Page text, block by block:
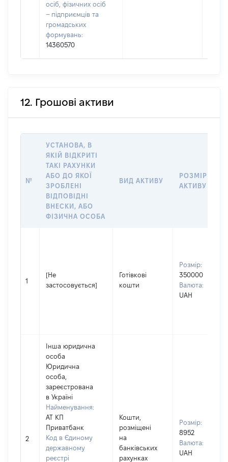
осіб, фізичних осіб
– підприємців та
громадських
формувань:
14360570
12. Грошові активи
№
УСТАНОВА, В
ЯКІЙ ВІДКРИТІ
ТАКІ РАХУНКИ
АБО ДО ЯКОЇ
ЗРОБЛЕНІ
ВІДПОВІДНІ
ВНЕСКИ, АБО
ФІЗИЧНА ОСОБА
ВИД АКТИВУ
РОЗМІР
АКТИВУ
1
[Не
застосовується]
Готівкові
кошти
Розмір:
350000
Валюта:
UAH
2
Інша юридична
особа
Юридична
особа,
зареєстрована
в Україні
Найменування:
АТ КП
Приватбанк
Код в Єдиному
державному
реєстрі
Кошти,
розміщені
на
банківських
рахунках
Розмір:
8952
Валюта:
UAH